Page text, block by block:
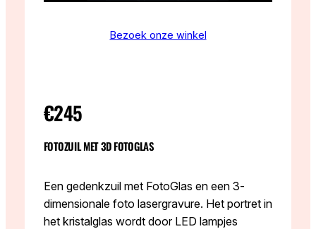
Bezoek onze winkel
€245
FOTOZUIL MET 3D FOTOGLAS
Een gedenkzuil met FotoGlas en een 3-
dimensionale foto lasergravure. Het portret in
het kristalglas wordt door LED lampjes